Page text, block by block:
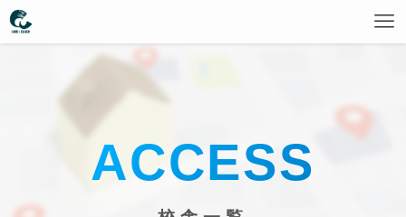
ACCESS